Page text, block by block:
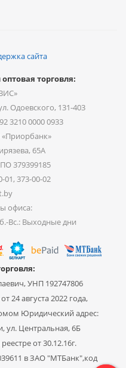
сайта
торговля:
Одоевского, 131-403
3210 0000 0933
«Приорбанк»
65А
379399185
01, 373-00-02
офиса:
Вс.: Выходные дни
УНП 192747806
24 августа 2022 года,
Юридический адрес:
ул. Центральная, 6Б
от 30.12.16г.
в ЗАО "МТБанк",код